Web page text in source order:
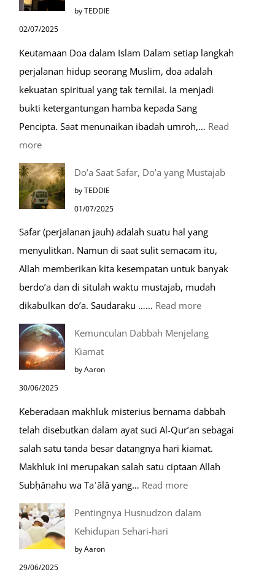
Paket
Umroh
Dengan
Kereta
Cepat
by TEDDIE
02/07/2025
Keutamaan Doa dalam Islam Dalam setiap langkah
perjalanan hidup seorang Muslim, doa adalah
kekuatan spiritual yang tak ternilai. Ia menjadi
bukti ketergantungan hamba kepada Sang
Pencipta. Saat menunaikan ibadah umroh,… Read
more:
Tempat-
Tempat
Mustajab
Berdoa
Saat
Umroh
Do’a Saat Safar, Do’a yang Mustajab
by TEDDIE
01/07/2025
Safar (perjalanan jauh) adalah suatu hal yang
menyulitkan. Namun di saat sulit semacam itu,
Allah memberikan kita kesempatan untuk banyak
berdo’a dan di situlah waktu mustajab, mudah
dikabulkan do’a. Saudaraku …… Read more:
Saat
Mustajab
Kemunculan Dabbah Menjelang
Kiamat
by Aaron
30/06/2025
Keberadaan makhluk misterius bernama dabbah
telah disebutkan dalam ayat suci Al-Qur’an sebagai
salah satu tanda besar datangnya hari kiamat.
Makhluk ini merupakan salah satu ciptaan Allah
Subḥānahu wa Taʿālā yang… Read more:
Pentingnya Husnudzon dalam
Kehidupan Sehari-hari
by Aaron
29/06/2025